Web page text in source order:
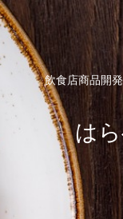
飲食店商品開
は